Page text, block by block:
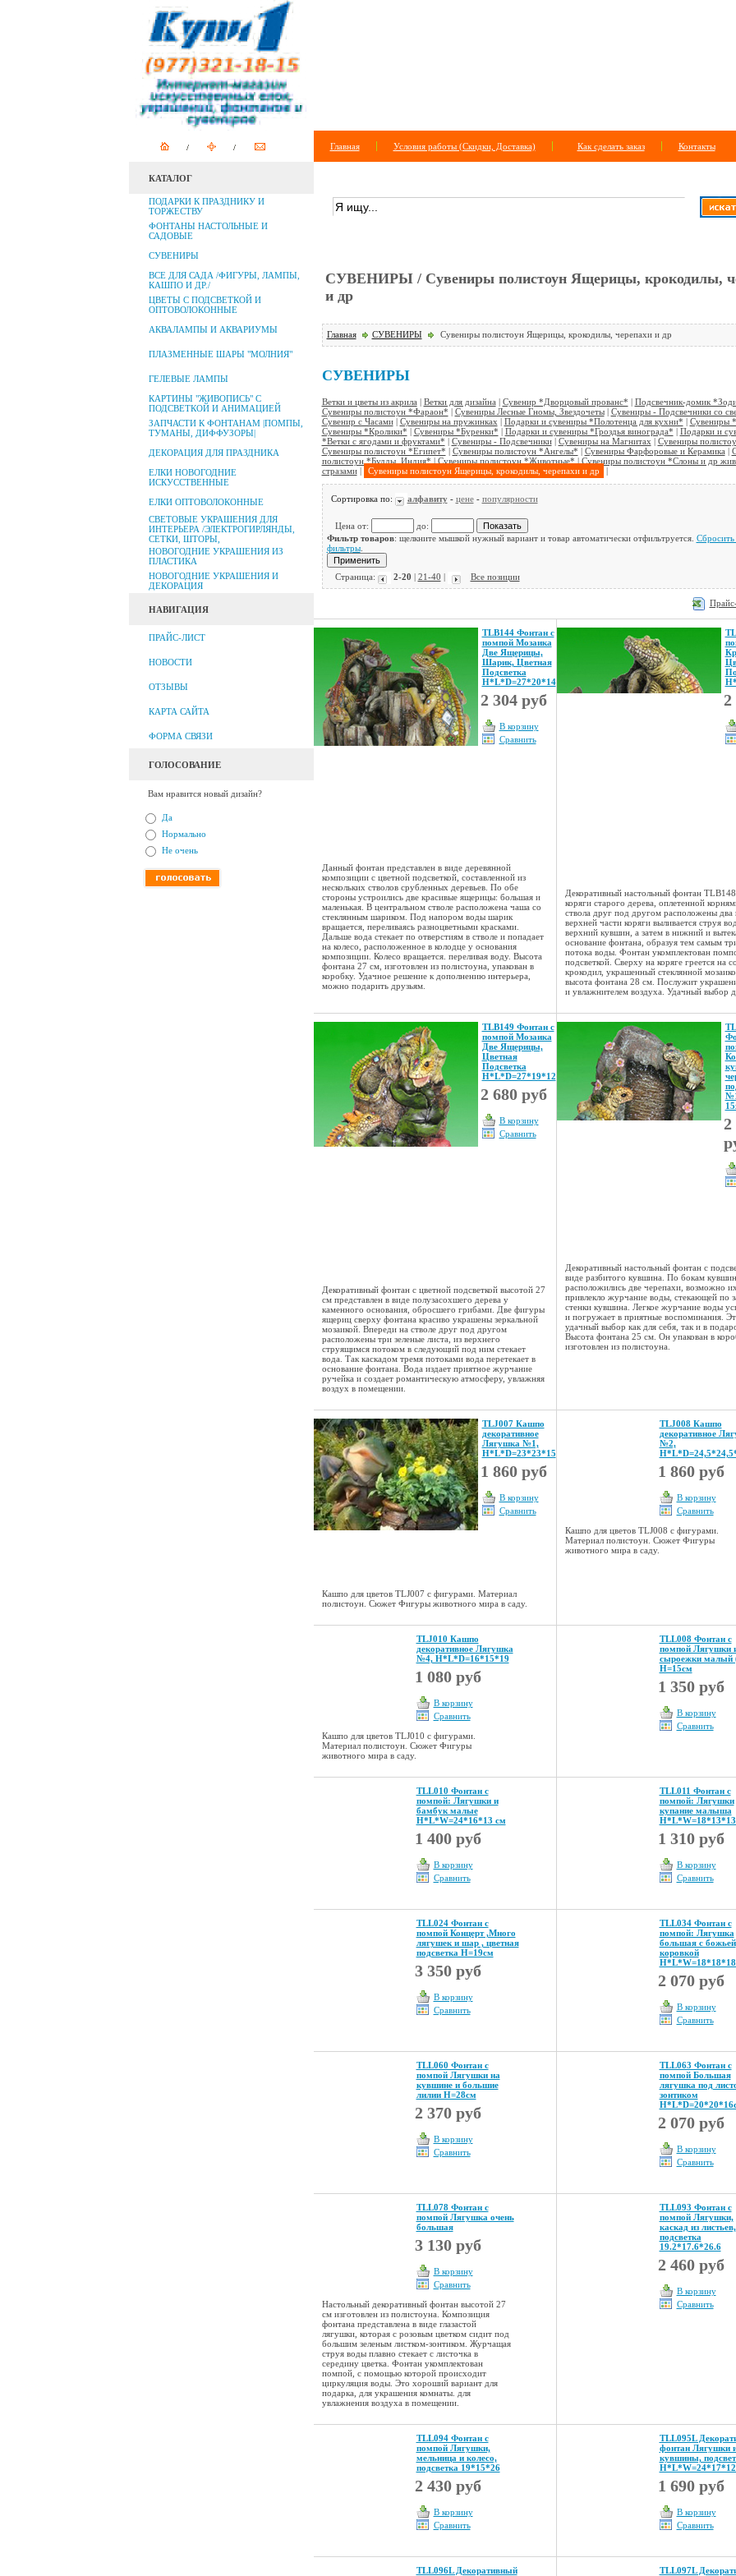
Главная Условия работы (Скидки, Доставка) Как сделать заказ Контакты
КАТАЛОГ
ПОДАРКИ К ПРАЗДНИКУ И
ТОРЖЕСТВУ
ФОНТАНЫ НАСТОЛЬНЫЕ И
САДОВЫЕ
СУВЕНИРЫ
ВСЕ ДЛЯ САДА /ФИГУРЫ, ЛАМПЫ,
КАШПО И ДР./
ЦВЕТЫ С ПОДСВЕТКОЙ И
ОПТОВОЛОКОННЫЕ
АКВАЛАМПЫ И АКВАРИУМЫ
ПЛАЗМЕННЫЕ ШАРЫ "МОЛНИЯ"
ГЕЛЕВЫЕ ЛАМПЫ
КАРТИНЫ "ЖИВОПИСЬ" С
ПОДСВЕТКОЙ И АНИМАЦИЕЙ
ЗАПЧАСТИ К ФОНТАНАМ |ПОМПЫ,
ТУМАНЫ, ДИФФУЗОРЫ|
ДЕКОРАЦИЯ ДЛЯ ПРАЗДНИКА
ЕЛКИ НОВОГОДНИЕ
ИСКУССТВЕННЫЕ
ЕЛКИ ОПТОВОЛОКОННЫЕ
СВЕТОВЫЕ УКРАШЕНИЯ ДЛЯ
ИНТЕРЬЕРА /ЭЛЕКТРОГИРЛЯНДЫ,
СЕТКИ, ШТОРЫ,
НОВОГОДНИЕ УКРАШЕНИЯ ИЗ
ПЛАСТИКА
НОВОГОДНИЕ УКРАШЕНИЯ И
ДЕКОРАЦИЯ
НАВИГАЦИЯ
ПРАЙС-ЛИСТ
НОВОСТИ
ОТЗЫВЫ
КАРТА САЙТА
ФОРМА СВЯЗИ
ГОЛОСОВАНИЕ
Вам нравится новый дизайн?
Да
Нормально
Не очень
СУВЕНИРЫ / Сувениры полистоун Ящерицы, крокодилы,
и др
Главная СУВЕНИРЫ Сувениры полистоун Ящерицы, крокодилы, черепахи и др
СУВЕНИРЫ
Ветки и цветы из акрила | Ветки для дизайна | Сувенир *Дворцовый прованс* | Подсвечник-домик
Сувениры полистоун *Фараон* | Сувениры Лесные Гномы, Звездочеты| Сувениры - Подсвечники со
Сувенир с Часами| Сувениры на пружинках | Подарки и сувениры *Полотенца для кухни* | Сувениры
Сувениры *Кролики* | Сувениры *Буренки* | Подарки и сувениры *Гроздья винограда* | Подарки и
*Ветки с ягодами и фруктами* | Сувениры - Подсвечники| Сувениры на Магнитах | Сувениры
Сувениры полистоун *Египет* | Сувениры полистоун *Ангелы* | Сувениры Фарфоровые и Керамика |
полистоун *Будды, Индия* | Сувениры полистоун *Животные* | Сувениры полистоун *Слоны и др
стразами| Сувениры полистоун Ящерицы, крокодилы, черепахи и др |
Сортировка по: алфавиту- цене- популярности
Цена от:
до:
Фильтр товаров: щелкните мышкой нужный вариант и товар автоматически отфильтруется. Сбросить
фильтры.
Страница: 2-20 | 21-40 | Все позиции
TLB144 Фонтан с
помпой Мозаика
Две Ящерицы,
Шарик, Цветная
Подсветка
Н*L*D=27*20*14
2 304 руб
В корзину
Сравнить
Данный фонтан представлен в виде деревянной
композиции с цветной подсветкой, составленной из
нескольких стволов срубленных деревьев. По обе
стороны устроились две красивые ящерицы: большая и
маленькая. В центральном стволе расположена чаша со
стеклянным шариком. Под напором воды шарик
вращается, переливаясь разноцветными красками.
Дальше вода стекает по отверстиям в стволе и попадает
на колесо, расположенное в колодце у основания
композиции. Колесо вращается. переливая воду. Высота
фонтана 27 см, изготовлен из полистоуна, упакован в
коробку. Удачное решение к дополнению интерьера,
можно подарить друзьям.
2
Декоративный настольный фонтан
коряги старого дерева, оплетенной
ствола друг под другом расположены два
верхней части коряги выливается струя
верхний кувшин, а затем в нижний и
основание фонтана, образуя тем самым
потока воды. Фонтан укомплектован
подсветкой. Сверху на коряге греется на
крокодил, украшенный стеклянной
высота фонтана 28 см. Послужит
и увлажнителем воздуха. Удачный выбор
TLB149 Фонтан с
помпой Мозаика
Две Ящерицы,
Цветная
Подсветка
Н*L*D=27*19*12
2 680 руб
В корзину
Сравнить
Декоративный фонтан с цветной подсветкой высотой 27
см представлен в виде полузасохшего дерева у
каменного основания, обросшего грибами. Две фигуры
ящериц сверху фонтана красиво украшены зеркальной
мозаикой. Впереди на стволе друг под другом
расположены три зеленые листа, из верхнего
струящимся потоком в следующий под ним стекает
вода. Так каскадом тремя потоками вода перетекает в
основание фонтана. Вода издает приятное журчание
ручейка и создает романтическую атмосферу, увлажняя
воздух в помещении.
2
Декоративный настольный фонтан с
виде разбитого кувшина. По бокам
расположились две черепахи, возможно их
привлекло журчание воды, стекающей по
стенки кувшина. Легкое журчание воды
и погружает в приятные воспоминания.
удачный выбор как для себя, так и в
Высота фонтана 25 см. Он упакован в
изготовлен из полистоуна.
TLJ007 Кашпо
декоративное
Лягушка №1,
Н*L*D=23*23*15
1 860 руб
В корзину
Сравнить
Кашпо для цветов TLJ007 с фигурами. Материал
полистоун. Сюжет Фигуры животного мира в саду.
TLJ008 Кашпо
декоративное
№2,
1 860 руб
В корзину
Сравнить
Кашпо для цветов TLJ008 с фигурами.
Материал полистоун. Сюжет Фигуры
животного мира в саду.
TLJ010 Кашпо
декоративное Лягушка
№4, Н*L*D=16*15*19
1 080 руб
В корзину
Сравнить
Кашпо для цветов TLJ010 с фигурами.
Материал полистоун. Сюжет Фигуры
животного мира в саду.
TLL008 Фонтан с
помпой Лягушки
сыроежки малый
Н=15см
1 350 руб
В корзину
Сравнить
TLL010 Фонтан с
помпой: Лягушки и
бамбук малые
Н*L*W=24*16*13 см
1 400 руб
В корзину
Сравнить
TLL011 Фонтан с
помпой: Лягушки
купание малыша
Н*L*W=18*13*13
1 310 руб
В корзину
Сравнить
TLL024 Фонтан с
помпой Концерт ,Много
лягушек и шар , цветная
подсветка Н=19см
3 350 руб
В корзину
Сравнить
TLL034 Фонтан с
помпой: Лягушка
большая с божьей
коровкой
Н*L*W=18*18*18
2 070 руб
В корзину
Сравнить
TLL060 Фонтан с
помпой Лягушки на
кувшине и большие
лилии Н=28см
2 370 руб
В корзину
Сравнить
TLL063 Фонтан с
помпой Большая
лягушка под
зонтиком
2 070 руб
В корзину
Сравнить
TLL078 Фонтан с
помпой Лягушка очень
большая
3 130 руб
В корзину
Сравнить
Настольный декоративный фонтан высотой 27
см изготовлен из полистоуна. Композиция
фонтана представлена в виде глазастой
лягушки, которая с розовым цветком сидит под
большим зеленым листком-зонтиком. Журчащая
струя воды плавно стекает с листочка в
середину цветка. Фонтан укомплектован
помпой, с помощью которой происходит
циркуляция воды. Это хороший вариант для
подарка, для украшения комнаты. для
увлажнения воздуха в помещении.
TLL093 Фонтан с
помпой Лягушки,
каскад из листьев,
подсветка
19.2*17.6*26.6
2 460 руб
В корзину
Сравнить
TLL094 Фонтан с
помпой Лягушки,
мельница и колесо,
подсветка 19*15*26
2 430 руб
В корзину
Сравнить
TLL095L
фонтан Лягушки
кувшины,
1 690 руб
В корзину
Сравнить
TLL096L Декоративный
TLL097L